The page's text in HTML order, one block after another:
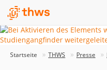
Startseite THWS Presse